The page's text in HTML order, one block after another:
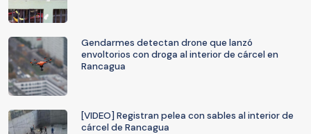
Gendarmes detectan drone que lanzó
envoltorios con droga al interior de cárcel en
Rancagua
[VIDEO] Registran pelea con sables al interior de
cárcel de Rancagua